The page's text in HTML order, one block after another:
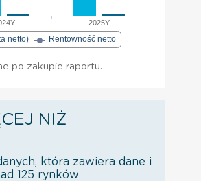
2025Y
netto) Rentowność netto
po zakupie raportu.
NIŻ
która zawiera dane i
125 rynków